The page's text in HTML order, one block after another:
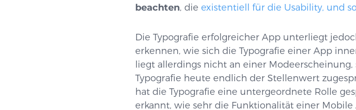
beachten, die existentiell für die Usability, und
Die Typografie erfolgreicher App unterliegt
erkennen, wie sich die Typografie einer App
liegt allerdings nicht an einer
Typografie heute endlich der Stellenwert
hat die Typografie eine untergeordnete Rolle
erkannt, wie sehr die Funktionalität einer